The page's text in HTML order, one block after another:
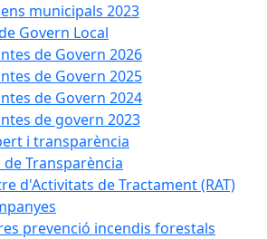
municipals 2023
Govern Local
de Govern 2026
de Govern 2025
de Govern 2024
de govern 2023
i transparència
Transparència
d'Activitats de Tractament (RAT)
prevenció incendis forestals